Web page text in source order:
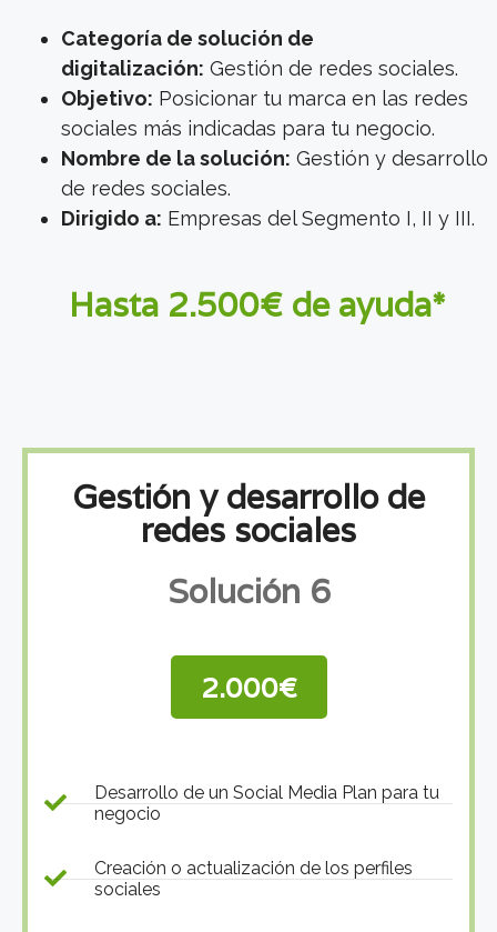
Categoría de solución de
digitalización: Gestión de redes sociales.
Objetivo: Posicionar tu marca en las redes
sociales más indicadas para tu negocio.
Nombre de la solución: Gestión y desarrollo
de redes sociales.
Dirigido a: Empresas del Segmento I, II y III.
Hasta 2.500€ de ayuda*
Gestión y desarrollo de
redes sociales
Solución 6
2.000€
Desarrollo de un Social Media Plan para tu
negocio
Creación o actualización de los perfiles
sociales